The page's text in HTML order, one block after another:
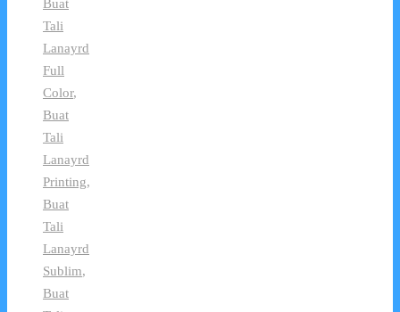
Buat
Tali
Lanayrd
Full
Color,
Buat
Tali
Lanayrd
Printing,
Buat
Tali
Lanayrd
Sublim,
Buat